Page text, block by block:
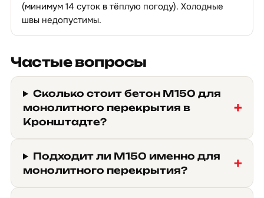
(минимум 14 суток в тёплую погоду). Холодные
швы недопустимы.
Частые вопросы
Сколько стоит бетон М150 для
монолитного перекрытия в
Кронштадте?
Подходит ли М150 именно для
монолитного перекрытия?